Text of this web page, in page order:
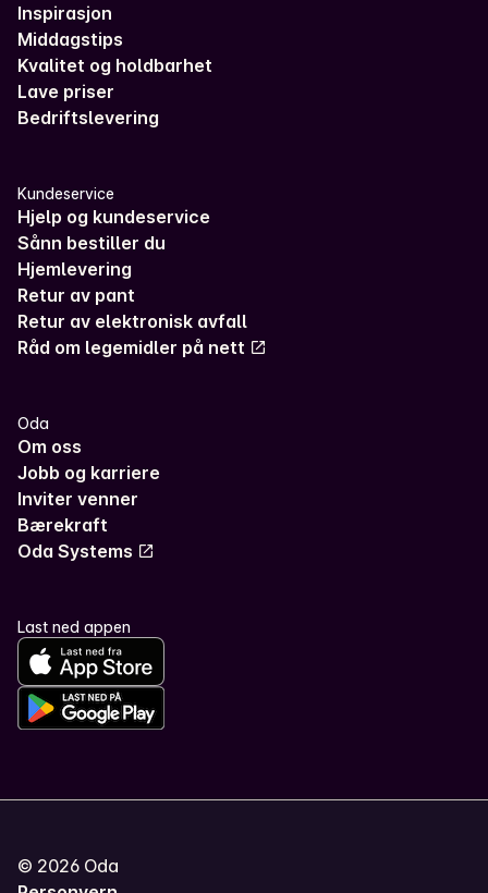
Inspirasjon
Middagstips
Kvalitet og holdbarhet
Lave priser
Bedriftslevering
Kundeservice
Hjelp og kundeservice
Sånn bestiller du
Hjemlevering
Retur av pant
Retur av elektronisk avfall
Råd om legemidler på nett
Oda
Om oss
Jobb og karriere
Inviter venner
Bærekraft
Oda Systems
Last ned appen
© 2026 Oda